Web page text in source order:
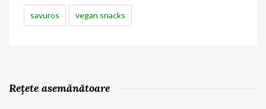
savuros vegan snacks
Rețete asemănătoare